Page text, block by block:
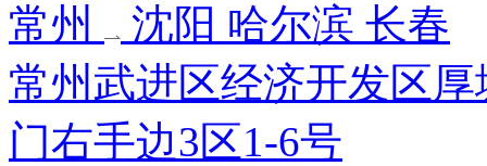
常州
沈阳 哈尔滨 长春
常州武进区经济开发区
门右手边3区1-6号